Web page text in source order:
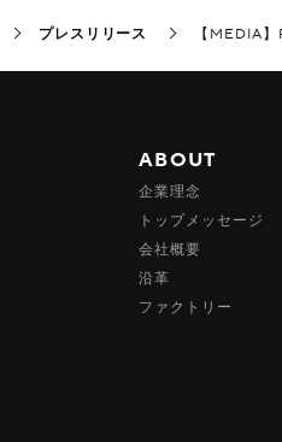
プレスリリース 【MEDIA
ABOUT
企業理念
トップメッセージ
会社概要
沿革
ファクトリー